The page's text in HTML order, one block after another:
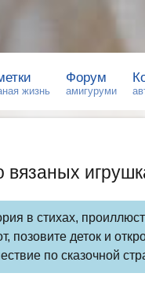
жизнь
Форум
амигуруми
вязаных
в стихах,
позовите деток и
по сказочной